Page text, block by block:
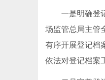
一是明确登
场监管总局主管
有序开展登记档
依法对登记档案